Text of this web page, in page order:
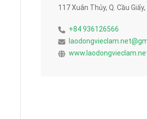
117 Xuân Thủy, Q. Cầu Giấy,
+84 936126566